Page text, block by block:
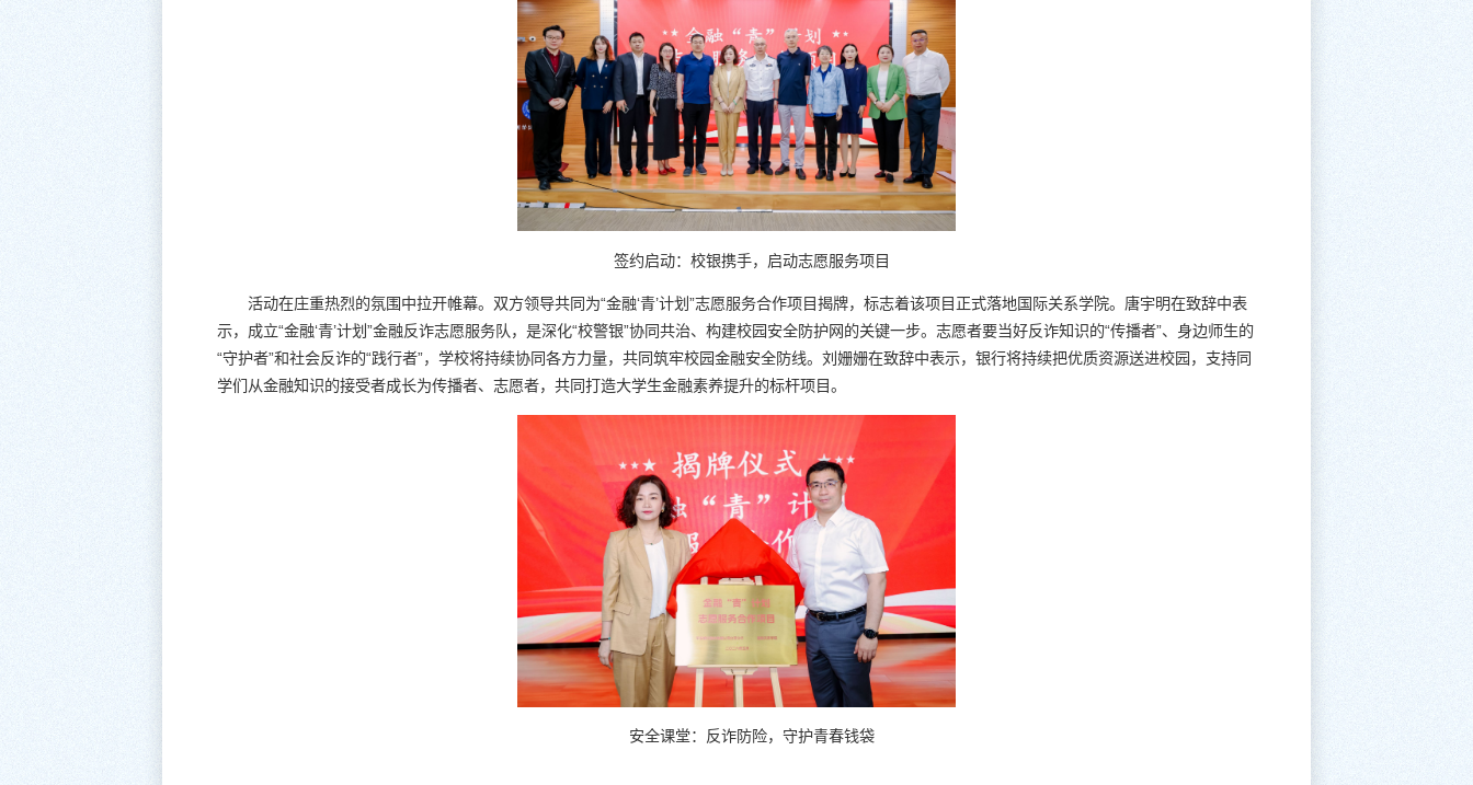
签约启动：校银携手，启动志愿服务项目
活动在庄重热烈的氛围中拉开帷幕。双方领导共同为“金融‘青’计划”志愿服务合作项目揭牌，标志着该项目正式落地国际关系学院。唐宇明在致辞中表
示，成立“金融‘青’计划”金融反诈志愿服务队，是深化“校警银”协同共治、构建校园安全防护网的关键一步。志愿者要当好反诈知识的“传播者”、身边师生的
“守护者”和社会反诈的“践行者”，学校将持续协同各方力量，共同筑牢校园金融安全防线。刘姗姗在致辞中表示，银行将持续把优质资源送进校园，支持同
学们从金融知识的接受者成长为传播者、志愿者，共同打造大学生金融素养提升的标杆项目。
安全课堂：反诈防险，守护青春钱袋